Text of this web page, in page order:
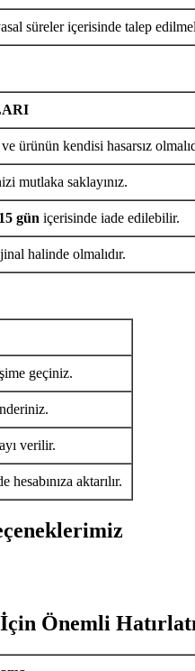
süreler içerisinde talep
ürünün kendisi hasarsız
mutlaka saklayınız.
15 gün içerisinde iade edilebilir.
halinde olmalıdır.
geçiniz.
verilir.
hesabınıza aktarılır.
Önemli